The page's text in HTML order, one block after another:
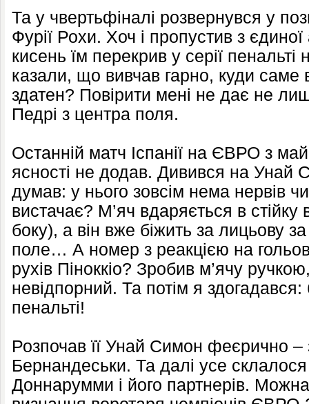
Та у чвертьфіналі розвернувся у
Фурії Рохи. Хоч і пропустив з
кисень їм перекрив у серії
казали, що вивчав гарно, куди саме
здатен? Повірити мені не дає не
Педрі з центра поля.
Останній матч Іспанії на ЄВРО з
ясності не додав. Дивився на Унай
думав: у нього зовсім нема нервів
вистачає? М’яч вдаряється в стійку
боку), а він вже біжить за лицьову
поле… А номер з реакцією на
рухів Піноккіо? Зробив м’ячу
невідпорний. Та потім я
пенальті!
Розпочав її Унай Симон феєрично
Бернандеськи. Та далі усе
Доннарумми і його партнерів.